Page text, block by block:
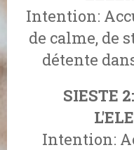
Intention:
de calme, de
détente
SIESTE
Intention: